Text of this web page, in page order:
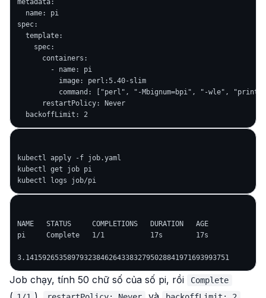
metadata:
  name: pi
spec:
  template:
    spec:
      containers:
        - name: pi
          image: perl:5.40-slim
command: ["perl", "-Mbignum=bpi", "-wle", "print
      restartPolicy: Never
kubectl apply -f job.yaml
kubectl get job pi
NAME   STATUS     COMPLETIONS   DURATION   AGE
pi     Complete   1/1           17s        17s
Job chạy, tính 50 chữ số của số pi, rồi Complete